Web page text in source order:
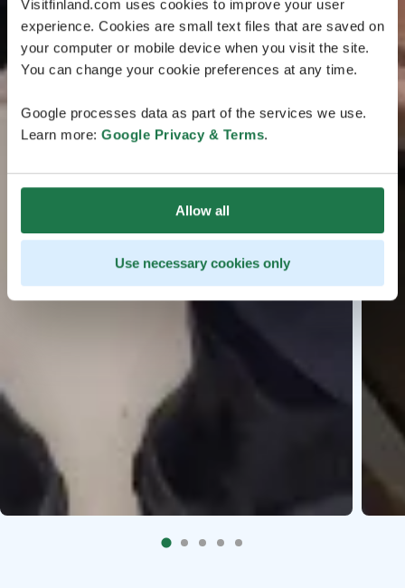
Visitfinland.com uses cookies to improve your user
experience. Cookies are small text files that are saved on
your computer or mobile device when you visit the site.
You can change your cookie preferences at any time.
Google processes data as part of the services we use.
Learn more: Google Privacy & Terms.
Allow all
Use necessary cookies only